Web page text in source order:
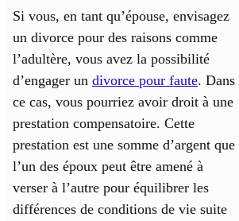
Si vous, en tant qu’épouse, envisagez
un divorce pour des raisons comme
l’adultère, vous avez la possibilité
d’engager un divorce pour faute. Dans
ce cas, vous pourriez avoir droit à une
prestation compensatoire. Cette
prestation est une somme d’argent que
l’un des époux peut être amené à
verser à l’autre pour équilibrer les
différences de conditions de vie suite